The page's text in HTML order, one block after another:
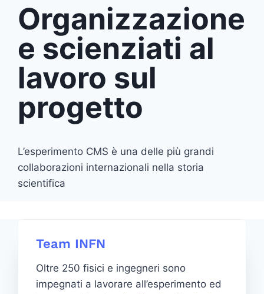
Organizzazione
e scienziati al
lavoro sul
progetto
L’esperimento CMS è una delle più grandi
collaborazioni internazionali nella storia
scientifica
Team INFN
Oltre 250 fisici e ingegneri sono
impegnati a lavorare all’esperimento ed